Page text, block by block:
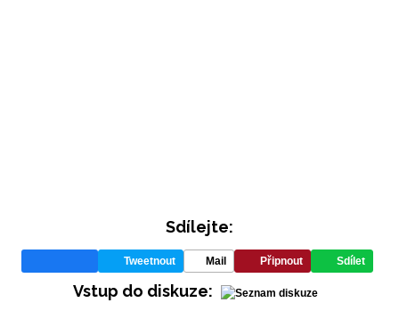
Sdílejte:
Tweetnout Mail Připnout Sdílet
Vstup do diskuze: